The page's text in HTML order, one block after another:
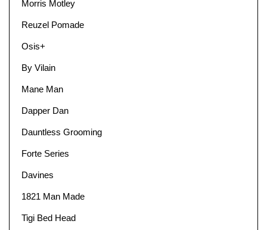
Morris Motley
Reuzel Pomade
Osis+
By Vilain
Mane Man
Dapper Dan
Dauntless Grooming
Forte Series
Davines
1821 Man Made
Tigi Bed Head